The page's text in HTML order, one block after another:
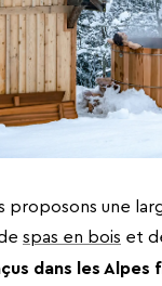
proposons une
de spas en bois et
dans les Alpes